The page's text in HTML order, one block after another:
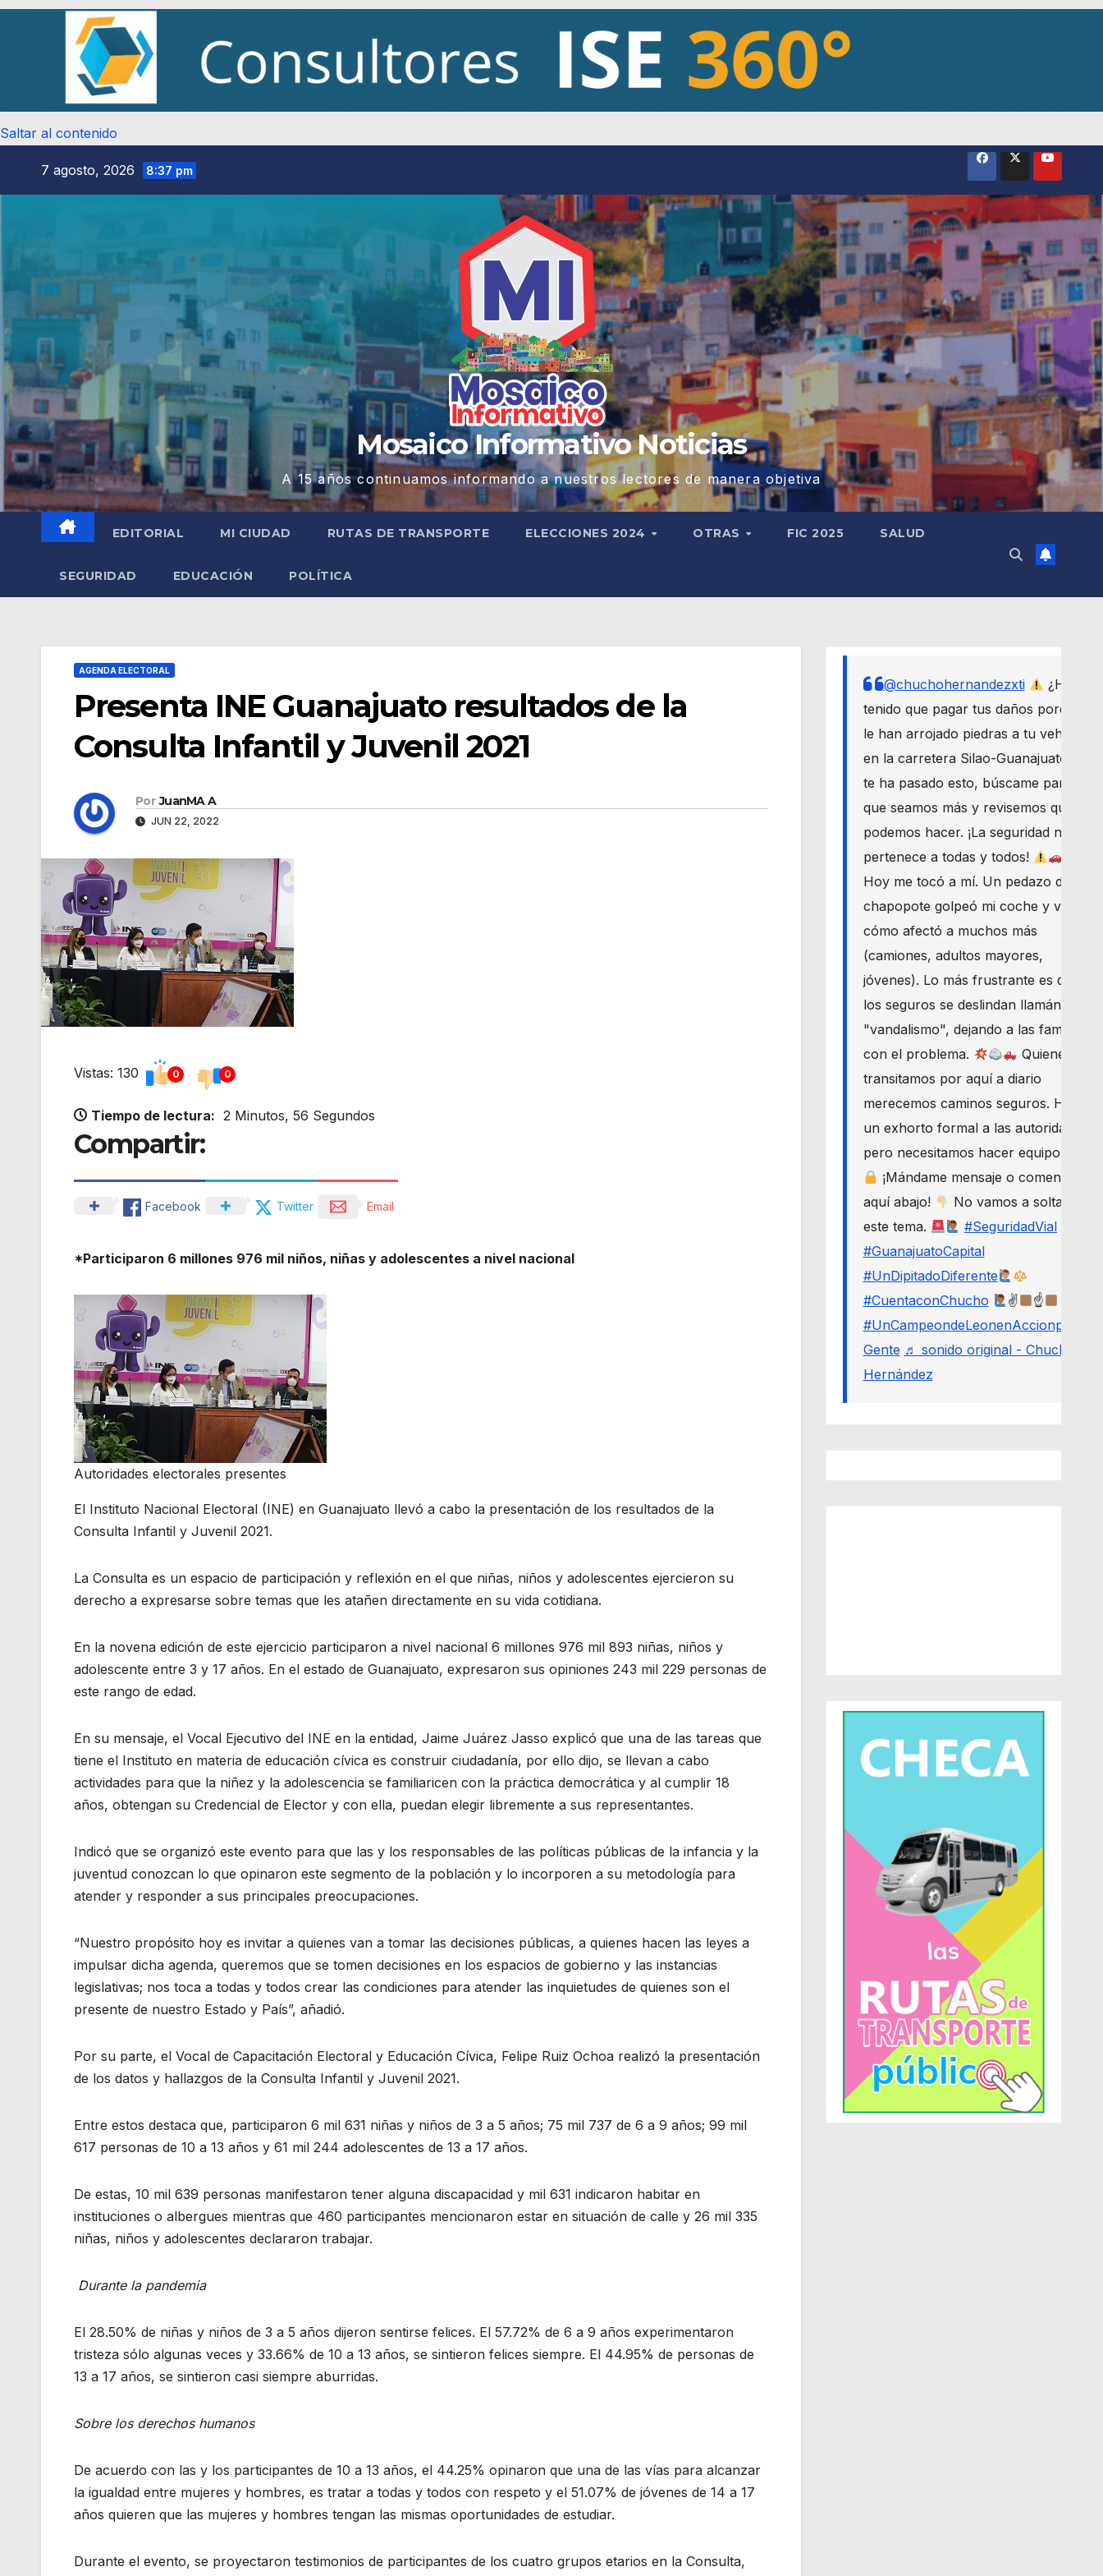
Saltar al contenido
7 agosto, 2026 8:37 pm
Mosaico Informativo Noticias
A 15 años continuamos informando a nuestros lectores de manera objetiva
EDITORIAL MI CIUDAD RUTAS DE TRANSPORTE ELECCIONES 2024 OTRAS FIC 2025 SALUD
SEGURIDAD EDUCACIÓN POLÍTICA
AGENDA ELECTORAL
Presenta INE Guanajuato resultados de la
Consulta Infantil y Juvenil 2021
Por JuanMA A
JUN 22, 2022
Vistas: 130 0 0
Tiempo de lectura: 2 Minutos, 56 Segundos
Compartir:
Facebook Twitter Email
*Participaron 6 millones 976 mil niños, niñas y adolescentes a nivel nacional
Autoridades electorales presentes
El Instituto Nacional Electoral (INE) en Guanajuato llevó a cabo la presentación de los resultados de la
Consulta Infantil y Juvenil 2021.
La Consulta es un espacio de participación y reflexión en el que niñas, niños y adolescentes ejercieron su
derecho a expresarse sobre temas que les atañen directamente en su vida cotidiana.
En la novena edición de este ejercicio participaron a nivel nacional 6 millones 976 mil 893 niñas, niños y
adolescente entre 3 y 17 años. En el estado de Guanajuato, expresaron sus opiniones 243 mil 229 personas de
este rango de edad.
En su mensaje, el Vocal Ejecutivo del INE en la entidad, Jaime Juárez Jasso explicó que una de las tareas que
tiene el Instituto en materia de educación cívica es construir ciudadanía, por ello dijo, se llevan a cabo
actividades para que la niñez y la adolescencia se familiaricen con la práctica democrática y al cumplir 18
años, obtengan su Credencial de Elector y con ella, puedan elegir libremente a sus representantes.
Indicó que se organizó este evento para que las y los responsables de las políticas públicas de la infancia y la
juventud conozcan lo que opinaron este segmento de la población y lo incorporen a su metodología para
atender y responder a sus principales preocupaciones.
“Nuestro propósito hoy es invitar a quienes van a tomar las decisiones públicas, a quienes hacen las leyes a
impulsar dicha agenda, queremos que se tomen decisiones en los espacios de gobierno y las instancias
legislativas; nos toca a todas y todos crear las condiciones para atender las inquietudes de quienes son el
presente de nuestro Estado y País”, añadió.
Por su parte, el Vocal de Capacitación Electoral y Educación Cívica, Felipe Ruiz Ochoa realizó la presentación
de los datos y hallazgos de la Consulta Infantil y Juvenil 2021.
Entre estos destaca que, participaron 6 mil 631 niñas y niños de 3 a 5 años; 75 mil 737 de 6 a 9 años; 99 mil
617 personas de 10 a 13 años y 61 mil 244 adolescentes de 13 a 17 años.
De estas, 10 mil 639 personas manifestaron tener alguna discapacidad y mil 631 indicaron habitar en
instituciones o albergues mientras que 460 participantes mencionaron estar en situación de calle y 26 mil 335
niñas, niños y adolescentes declararon trabajar.
Durante la pandemia
El 28.50% de niñas y niños de 3 a 5 años dijeron sentirse felices. El 57.72% de 6 a 9 años experimentaron
tristeza sólo algunas veces y 33.66% de 10 a 13 años, se sintieron felices siempre. El 44.95% de personas de
13 a 17 años, se sintieron casi siempre aburridas.
Sobre los derechos humanos
De acuerdo con las y los participantes de 10 a 13 años, el 44.25% opinaron que una de las vías para alcanzar
la igualdad entre mujeres y hombres, es tratar a todas y todos con respeto y el 51.07% de jóvenes de 14 a 17
años quieren que las mujeres y hombres tengan las mismas oportunidades de estudiar.
Durante el evento, se proyectaron testimonios de participantes de los cuatro grupos etarios en la Consulta,
@chuchohernandezxti
¿Has
tenido que pagar tus daños porque
le han arrojado piedras a tu vehículo
en la carretera Silao-Guanajuato? Si
te ha pasado esto, búscame para
que seamos más y revisemos qué
podemos hacer. ¡La seguridad nos
pertenece a todas y todos!
Hoy me tocó a mí. Un pedazo de
chapopote golpeó mi coche y vi
cómo afectó a muchos más
(camiones, adultos mayores,
jóvenes). Lo más frustrante es que
los seguros se deslindan llamándolo
"vandalismo", dejando a las familias
con el problema.
Quienes
transitamos por aquí a diario
merecemos caminos seguros. Haré
un exhorto formal a las autoridades,
pero necesitamos hacer equipo.
¡Mándame mensaje o comenta
aquí abajo!
No vamos a soltar
este tema.
#SeguridadVial
#GuanajuatoCapital
#UnDipitadoDiferente
#CuentaconChucho
✌
☝
#UnCampeondeLeonenAccionporLa
Gente ♬ sonido original - Chucho
Hernández